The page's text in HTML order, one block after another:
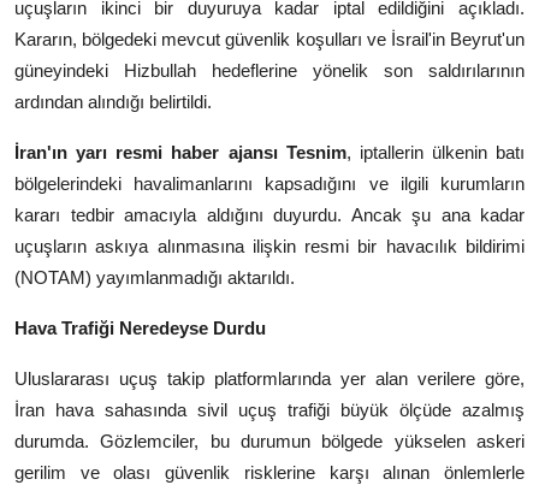
uçuşların ikinci bir duyuruya kadar iptal edildiğini açıkladı.
Kararın, bölgedeki mevcut güvenlik koşulları ve İsrail'in Beyrut'un
güneyindeki Hizbullah hedeflerine yönelik son saldırılarının
ardından alındığı belirtildi.
İran'ın yarı resmi haber ajansı Tesnim, iptallerin ülkenin batı
bölgelerindeki havalimanlarını kapsadığını ve ilgili kurumların
kararı tedbir amacıyla aldığını duyurdu. Ancak şu ana kadar
uçuşların askıya alınmasına ilişkin resmi bir havacılık bildirimi
(NOTAM) yayımlanmadığı aktarıldı.
Hava Trafiği Neredeyse Durdu
Uluslararası uçuş takip platformlarında yer alan verilere göre,
İran hava sahasında sivil uçuş trafiği büyük ölçüde azalmış
durumda. Gözlemciler, bu durumun bölgede yükselen askeri
gerilim ve olası güvenlik risklerine karşı alınan önlemlerle